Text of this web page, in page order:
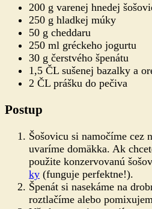
200 g varenej hnedej
250 g hladkej múky
50 g cheddaru
250 ml gréckeho jogurtu
30 g čerstvého špenátu
1,5 ČL sušenej bazalky a
2 ČL prášku do pečiva
Postup
Šošovicu si namočíme cez
uvaríme domäkka. Ak
použite konzervovanú
ky (funguje perfektne!).
Špenát si nasekáme na
roztlačíme alebo